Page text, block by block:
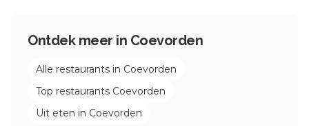
Ontdek meer in Coevorden
Alle restaurants in Coevorden
Top restaurants Coevorden
Uit eten in Coevorden